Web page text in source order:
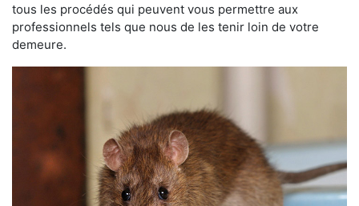
tous les procédés qui peuvent vous permettre aux
professionnels tels que nous de les tenir loin de votre
demeure.